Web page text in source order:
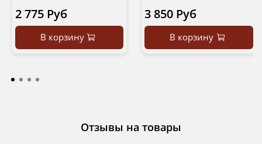
2 775 Руб
В корзину
3 850 Руб
В корзину
Отзывы на товары